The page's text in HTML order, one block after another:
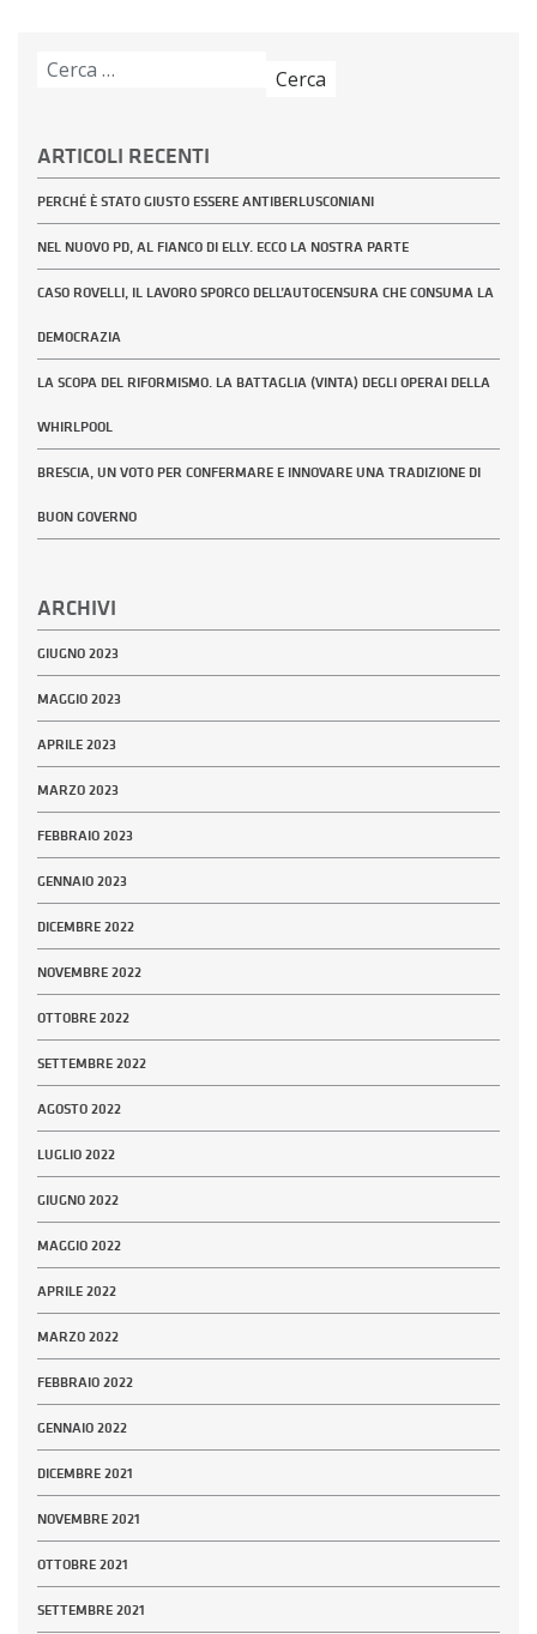
Ricerca
ARTICOLI RECENTI
PERCHÉ È STATO GIUSTO ESSERE ANTIBERLUSCONIANI
NEL NUOVO PD, AL FIANCO DI ELLY. ECCO LA NOSTRA PARTE
CASO ROVELLI, IL LAVORO SPORCO DELL’AUTOCENSURA CHE CONSUMA LA
DEMOCRAZIA
LA SCOPA DEL RIFORMISMO. LA BATTAGLIA (VINTA) DEGLI OPERAI DELLA
WHIRLPOOL
BRESCIA, UN VOTO PER CONFERMARE E INNOVARE UNA TRADIZIONE DI
BUON GOVERNO
ARCHIVI
GIUGNO 2023
MAGGIO 2023
APRILE 2023
MARZO 2023
FEBBRAIO 2023
GENNAIO 2023
DICEMBRE 2022
NOVEMBRE 2022
OTTOBRE 2022
SETTEMBRE 2022
AGOSTO 2022
LUGLIO 2022
GIUGNO 2022
MAGGIO 2022
APRILE 2022
MARZO 2022
FEBBRAIO 2022
GENNAIO 2022
DICEMBRE 2021
NOVEMBRE 2021
OTTOBRE 2021
SETTEMBRE 2021